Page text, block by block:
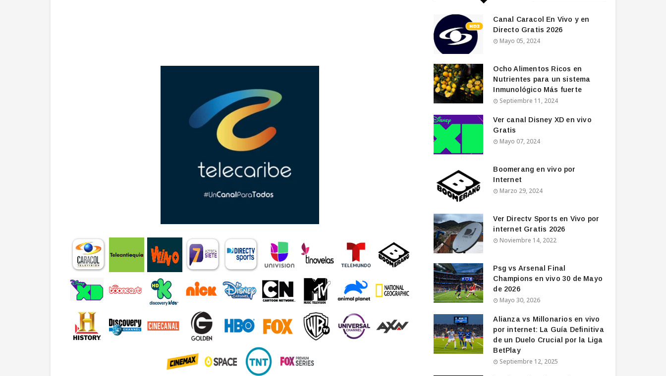
Canal Caracol En Vivo y en
Directo Gratis 2026
Mayo 05, 2024
Ocho Alimentos Ricos en
Nutrientes para un sistema
Inmunológico Más fuerte
Septiembre 11, 2024
Ver canal Disney XD en vivo
Gratis
Mayo 07, 2024
Boomerang en vivo por
Internet
Marzo 29, 2024
Ver Directv Sports en Vivo por
internet Gratis 2026
Noviembre 14, 2022
Psg vs Arsenal Final
Champions en vivo 30 de Mayo
de 2026
Mayo 30, 2026
Alianza vs Millonarios en vivo
por internet: La Guía Definitiva
de un Duelo Crucial por la Liga
BetPlay
Septiembre 12, 2025